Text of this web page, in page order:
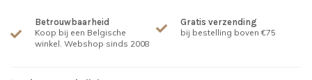
Betrouwbaarheid
Koop bij een Belgische
winkel. Webshop sinds 2008
Gratis verzending
bij bestelling boven €75